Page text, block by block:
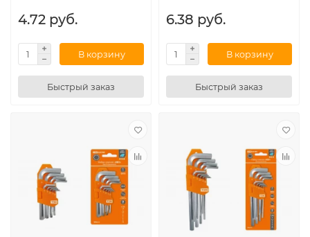
4.72 руб.
В корзину
Быстрый заказ
6.38 руб.
В корзину
Быстрый заказ